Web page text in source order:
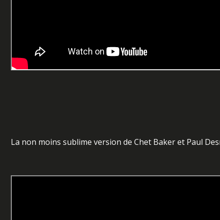
La non moins sublime version de Chet Baker et Paul